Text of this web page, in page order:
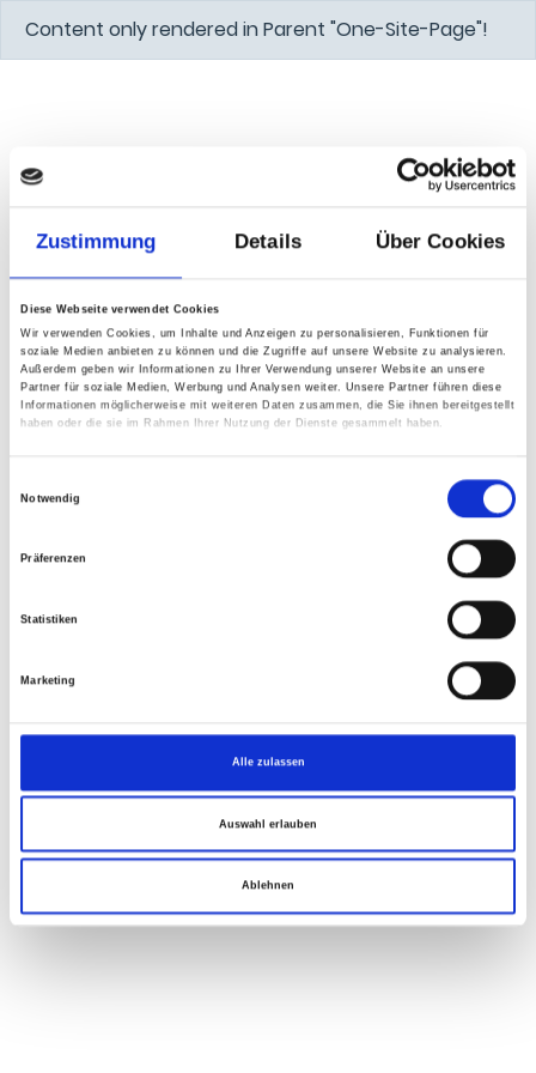
Zustimmung Details Über Cookies
Diese Webseite verwendet Cookies
Wir verwenden Cookies, um Inhalte und Anzeigen zu personalisieren, Funktionen für
soziale Medien anbieten zu können und die Zugriffe auf unsere Website zu analysieren.
Außerdem geben wir Informationen zu Ihrer Verwendung unserer Website an unsere
Partner für soziale Medien, Werbung und Analysen weiter. Unsere Partner führen diese
Informationen möglicherweise mit weiteren Daten zusammen, die Sie ihnen bereitgestellt
haben oder die sie im Rahmen Ihrer Nutzung der Dienste gesammelt haben.
Notwendig
Präferenzen
Statistiken
Marketing
Alle zulassen
Auswahl erlauben
Ablehnen
Content only rendered in Parent "One-Site-Page"!